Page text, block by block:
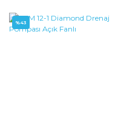
%43